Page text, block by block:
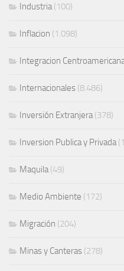
Industria(100)
Inflacion (1.098)
Integracion
Internacionales (8.486)
Inversión Extranjera(378)
Inversion Publica y Privada
Maquila(49)
Medio Ambiente (172)
Migración (204)
Minas y Canteras (278)